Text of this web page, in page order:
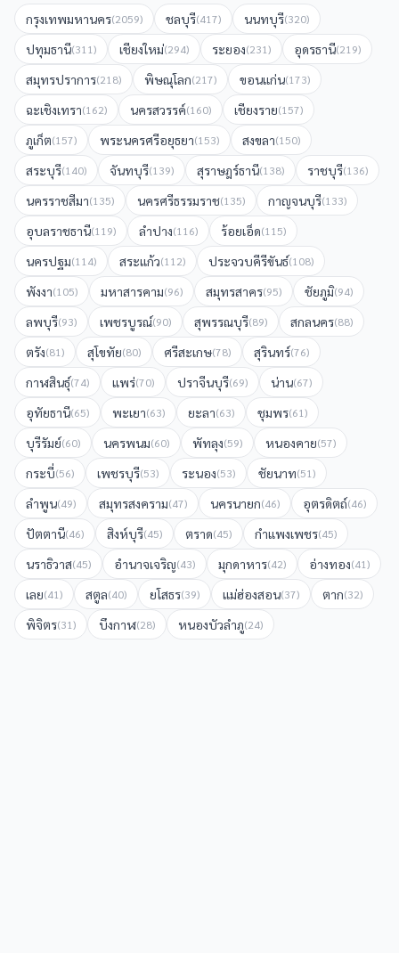
กรุงเทพมหานคร(2059) ชลบุรี(417) นนทบุรี(320)
ปทุมธานี(311) เชียงใหม่(294) ระยอง(231) อุดรธานี(219)
สมุทรปราการ(218) พิษณุโลก(217) ขอนแก่น(173)
ฉะเชิงเทรา(162) นครสวรรค์(160) เชียงราย(157)
ภูเก็ต(157) พระนครศรีอยุธยา(153) สงขลา(150)
สระบุรี(140) จันทบุรี(139) สุราษฎร์ธานี(138) ราชบุรี(136)
นครราชสีมา(135) นครศรีธรรมราช(135) กาญจนบุรี(133)
อุบลราชธานี(119) ลำปาง(116) ร้อยเอ็ด(115)
นครปฐม(114) สระแก้ว(112) ประจวบคีรีขันธ์(108)
พังงา(105) มหาสารคาม(96) สมุทรสาคร(95) ชัยภูมิ(94)
ลพบุรี(93) เพชรบูรณ์(90) สุพรรณบุรี(89) สกลนคร(88)
ตรัง(81) สุโขทัย(80) ศรีสะเกษ(78) สุรินทร์(76)
กาฬสินธุ์(74) แพร่(70) ปราจีนบุรี(69) น่าน(67)
อุทัยธานี(65) พะเยา(63) ยะลา(63) ชุมพร(61)
บุรีรัมย์(60) นครพนม(60) พัทลุง(59) หนองคาย(57)
กระบี่(56) เพชรบุรี(53) ระนอง(53) ชัยนาท(51)
ลำพูน(49) สมุทรสงคราม(47) นครนายก(46) อุตรดิตถ์(46)
ปัตตานี(46) สิงห์บุรี(45) ตราด(45) กำแพงเพชร(45)
นราธิวาส(45) อำนาจเจริญ(43) มุกดาหาร(42) อ่างทอง(41)
เลย(41) สตูล(40) ยโสธร(39) แม่ฮ่องสอน(37) ตาก(32)
พิจิตร(31) บึงกาฬ(28) หนองบัวลำภู(24)